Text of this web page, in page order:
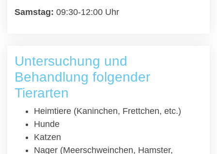
Samstag: 09:30-12:00 Uhr
Untersuchung und
Behandlung folgender
Tierarten
Heimtiere (Kaninchen, Frettchen, etc.)
Hunde
Katzen
Nager (Meerschweinchen, Hamster,